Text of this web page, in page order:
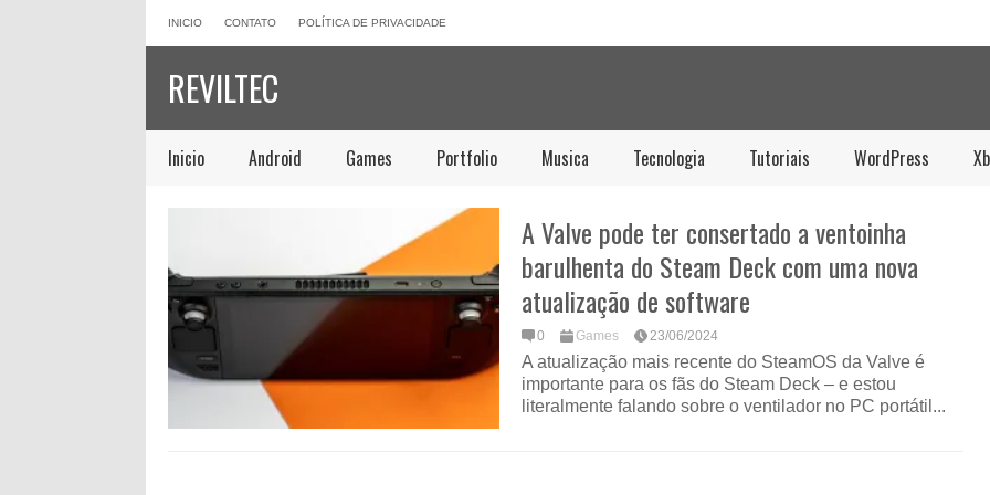
INICIO CONTATO POLÍTICA DE PRIVACIDADE
REVILTEC
Inicio Android Games Portfolio Musica Tecnologia Tutoriais WordPress
A Valve pode ter consertado a ventoinha
barulhenta do Steam Deck com uma nova
atualização de software
0 Games 23/06/2024
A atualização mais recente do SteamOS da Valve é
importante para os fãs do Steam Deck – e estou
literalmente falando sobre o ventilador no PC portátil...